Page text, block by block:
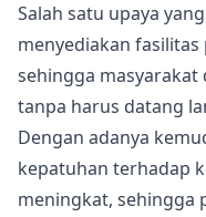
Salah satu upaya
menyediakan
sehingga
tanpa harus datang
Dengan adanya
kepatuhan terhadap
meningkat, sehingga